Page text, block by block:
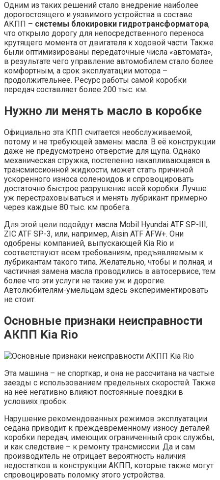
Одним из таких решений стало внедрение наиболее
дорогостоящего и уязвимого устройства в составе
АКПП – системы блокировки гидротрансформатора,
что открыло дорогу для непосредственного переноса
крутящего момента от двигателя к ходовой части. Также
были оптимизированы передаточные числа «автомата»,
в результате чего управление автомобилем стало более
комфортным, а срок эксплуатации мотора –
продолжительнее. Ресурс работы самой коробки
передач составляет более 200 тыс. км.
Нужно ли менять масло в коробке
Официально эта КПП считается необслуживаемой,
потому и не требующей замены масла. В её конструкции
даже не предусмотрено отверстие для щупа. Однако
механическая стружка, постепенно накапливающаяся в
трансмиссионной жидкости, может стать причиной
ускоренного износа соленоидов и спровоцировать
достаточно быстрое разрушение всей коробки. Лучше
уж перестраховываться и менять лубрикант примерно
через каждые 80 тыс. км пробега.
Для этой цели подойдут масла Mobil Hyundai ATF SP-III,
ZIC ATF SP-3, или, например, Aisin ATF AFW+. Они
одобрены компанией, выпускающей Kia Rio и
соответствуют всем требованиям, предъявляемым к
лубрикантам такого типа. Желательно, чтобы и полная, и
частичная замена масла проводились в автосервисе, тем
более что эти услуги не такие уж и дорогие.
Автолюбителям-умельцам здесь экспериментировать
не стоит.
Основные признаки неисправности
АКПП Kia Rio
Эта машина – не спорткар, и она не рассчитана на частые
заезды с использованием предельных скоростей. Также
на неё негативно влияют постоянные поездки в
условиях пробок.
Нарушение рекомендованных режимов эксплуатации
седана приводит к преждевременному износу деталей
коробки передач, имеющих ограниченный срок службы,
и как следствие – к ремонту трансмиссии. Да и сам
производитель не отрицает вероятность наличия
недостатков в конструкции АКПП, которые также могут
спровоцировать поломку этого устройства.